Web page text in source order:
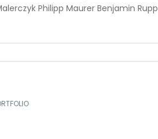
Philipp Maurer Benjamin Rupp